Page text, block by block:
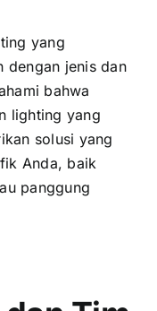
yang
dengan jenis dan
bahwa
lighting yang
solusi yang
Anda, baik
panggung